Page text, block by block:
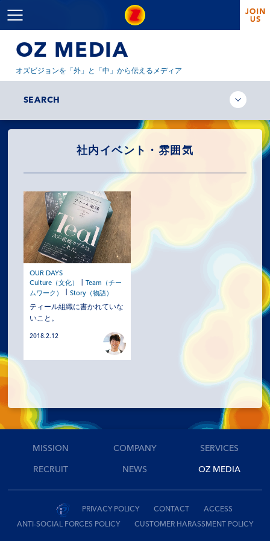
MISSION
COMPANY
SERVICES
RECRUIT
NEWS
OZ MEDIA
OZ MEDIA
オズビジョンを「外」と「中」から伝えるメディア
SEARCH
社内イベント・雰囲気
OUR DAYS
Culture（文化）
Team（チー
ムワーク）
Story（物語）
ティール組織に書かれていな
いこと。
2018.2.12
MISSION COMPANY SERVICES
RECRUIT NEWS OZ MEDIA
PRIVACY POLICY CONTACT ACCESS
ANTI-SOCIAL FORCES POLICY CUSTOMER HARASSMENT POLICY